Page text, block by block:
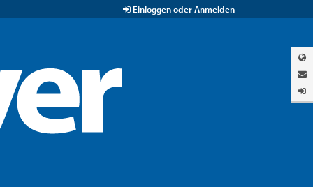
Einloggen oder Anmelden